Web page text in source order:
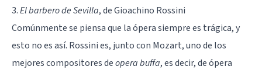
3.El barbero de Sevilla, de Gioachino Rossini
Comúnmente se piensa que la ópera siempre es trágica, y
esto no es así. Rossini es, junto con Mozart, uno de los
mejores compositores deopera buffa, es decir, de ópera